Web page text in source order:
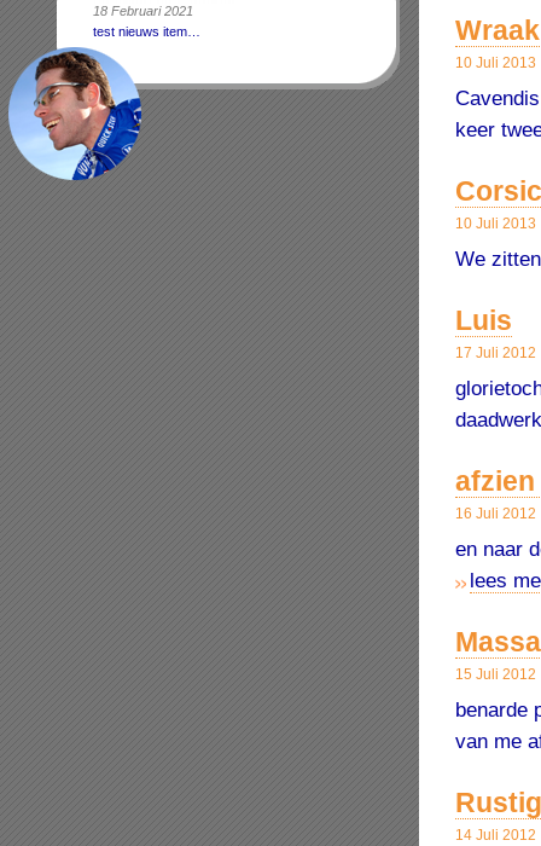
18 Februari 2021
test nieuws item…
Wraak
10 Juli 2013
keer
10 Juli 2013
We
Luis
17 Juli 2012
16 Juli 2012
en naar
lees
15 Juli 2012
benarde
van me
14 Juli 2012